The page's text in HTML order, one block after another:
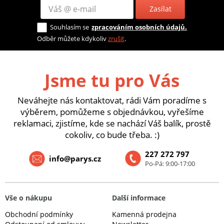
Zasílat
Souhlasím se zpracováním osobních údajů.
Odběr můžete kdykolivzrušit.
Jsme tu pro Vás
Neváhejte nás kontaktovat, rádi Vám poradíme s
výběrem, pomůžeme s objednávkou, vyřešíme
reklamaci, zjistíme, kde se nachází Váš balík, prostě
cokoliv, co bude třeba. :)
227 272 797
Po-Pá: 9:00-17:00
info@parys.cz
Vše o nákupu
Obchodní podmínky
Další informace
Kamenná prodejna